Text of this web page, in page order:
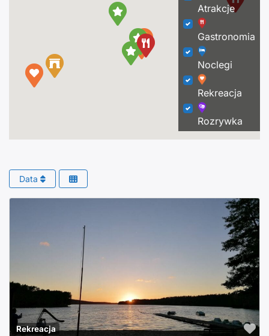
Atrakcje
Gastronomia
Noclegi
Rekreacja
Rozrywka
Data
Rekreacja